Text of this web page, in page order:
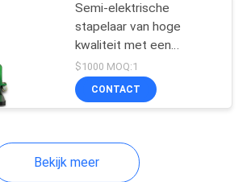
Semi-elektrische
stapelaar van hoge
kwaliteit met een
hefvermogen van 1000
kg en een hefhoogte van
1,3 m/1,6 m,
$1000 MOQ:1
CONTACT
Bekijk meer